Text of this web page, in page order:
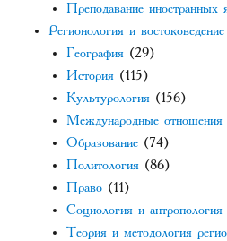
Преподавание иностранных
Регионология и востоковедение
География (29)
История (115)
Культурология (156)
Международные отношения
Образование (74)
Политология (86)
Право (11)
Социология и антропология
Теория и методология